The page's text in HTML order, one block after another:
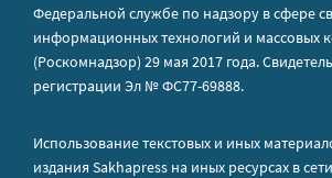
Федеральной службе по надзору в сфере
информационных технологий и массовых
(Роскомнадзор) 29 мая 2017 года.
регистрации Эл № ФС77-69888.
Использование текстовых и иных
издания Sakhapress на иных ресурсах в